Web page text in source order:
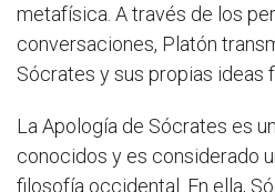
metafísica. A través de los
conversaciones, Platón
Sócrates y sus propias ideas
La Apología de Sócrates es
conocidos y es considerado
filosofía occidental. En ella,